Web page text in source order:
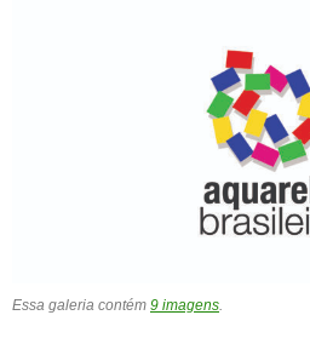
Essa galeria contém 9 imagens